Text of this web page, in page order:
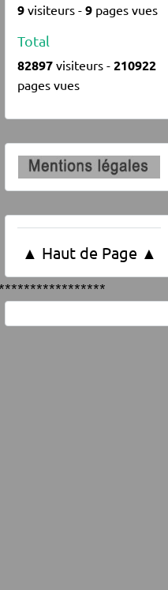
9 visiteurs - 9 pages vues
Total
82897 visiteurs - 210922
pages vues
▲ Haut de Page ▲